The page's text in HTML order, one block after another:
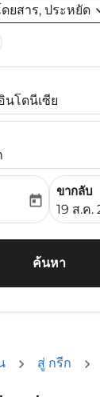
ดยสาร, ประหยัด
นโดนีเซีย
date-
today
ขากลับ
fc-
19 ส.ค.
ค้นหา
สู่ กรีก